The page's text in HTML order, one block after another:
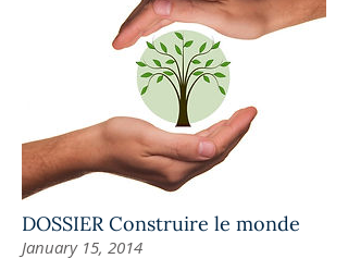
DOSSIER Construire le monde
January 15, 2014